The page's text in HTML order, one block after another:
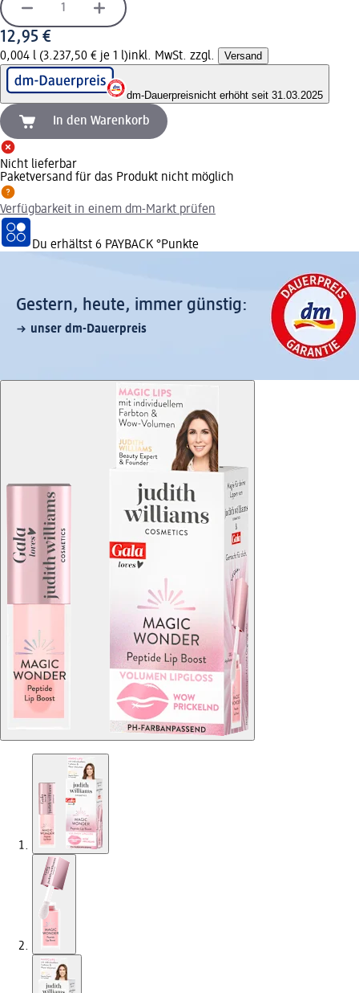
12,95 €
0,004 l (3.237,50 € je 1 l)inkl. MwSt. zzgl. Versand
dm-Dauerpreisnicht erhöht seit 31.03.2025
In den Warenkorb
Nicht lieferbar
Paketversand für das Produkt nicht möglich
Verfügbarkeit in einem dm-Markt prüfen
Du erhältst 6 PAYBACK °Punkte
Gestern, heute, immer günstig:
unser dm-Dauerpreis